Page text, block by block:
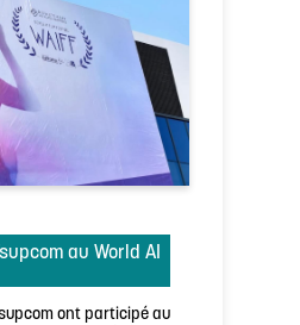
au World AI
ont participé au